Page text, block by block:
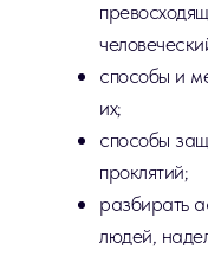
способы и
их;
способы
проклятий;
разбирать
людей,